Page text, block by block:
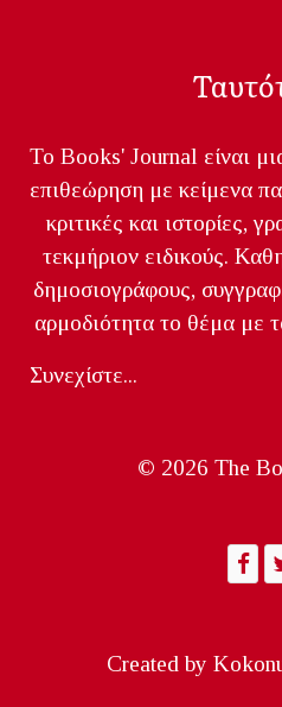
Το Books' Journal είναι
επιθεώρηση με κείμενα
κριτικές και ιστορίες,
τεκμήριον ειδικούς.
δημοσιογράφους,
αρμοδιότητα το θέμα με
Συνεχίστε...
© 2026 The
Created by